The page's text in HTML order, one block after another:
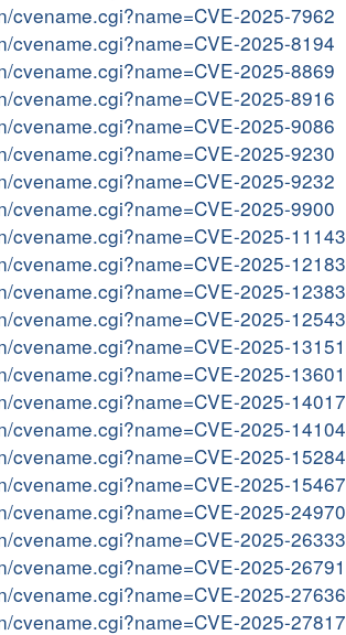
cvename.cgi?name=CVE-2025-7962
cvename.cgi?name=CVE-2025-8194
cvename.cgi?name=CVE-2025-8869
cvename.cgi?name=CVE-2025-8916
cvename.cgi?name=CVE-2025-9086
cvename.cgi?name=CVE-2025-9230
cvename.cgi?name=CVE-2025-9232
cvename.cgi?name=CVE-2025-9900
cvename.cgi?name=CVE-2025-11143
cvename.cgi?name=CVE-2025-12183
cvename.cgi?name=CVE-2025-12383
cvename.cgi?name=CVE-2025-12543
cvename.cgi?name=CVE-2025-13151
cvename.cgi?name=CVE-2025-13601
cvename.cgi?name=CVE-2025-14017
cvename.cgi?name=CVE-2025-14104
cvename.cgi?name=CVE-2025-15284
cvename.cgi?name=CVE-2025-15467
cvename.cgi?name=CVE-2025-24970
cvename.cgi?name=CVE-2025-26333
cvename.cgi?name=CVE-2025-26791
cvename.cgi?name=CVE-2025-27636
cvename.cgi?name=CVE-2025-27817